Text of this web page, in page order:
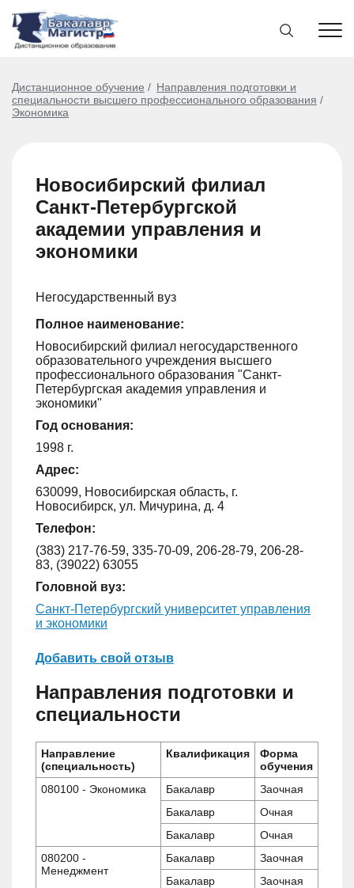
Дистанционное обучение
Направления подготовки и
специальности высшего профессионального образования
Экономика
Новосибирский филиал
Санкт-Петербургской
академии управления и
экономики
Негосударственный вуз
Полное наименование:
Новосибирский филиал негосударственного
образовательного учреждения высшего
профессионального образования "Санкт-
Петербургская академия управления и
экономики"
Год основания:
1998 г.
Адрес:
630099, Новосибирская область, г.
Новосибирск, ул. Мичурина, д. 4
Телефон:
(383) 217-76-59, 335-70-09, 206-28-79, 206-28-
83, (39022) 63055
Головной вуз:
Санкт-Петербургский университет управления
и экономики
Добавить свой отзыв
Направления подготовки и
специальности
Направление
(специальность)
Квалификация
Форма
обучения
080100 - Экономика
Бакалавр
Заочная
Бакалавр
Очная
Бакалавр
Очная
080200 -
Менеджмент
Бакалавр
Заочная
Бакалавр
Заочная